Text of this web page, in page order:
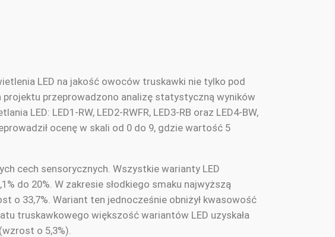
LED na jakość owoców truskawki nie tylko pod
przeprowadzono analizę statystyczną wyników
LED: LED1-RW, LED2-RWFR, LED3-RB oraz LED4-BW,
ocenę w skali od 0 do 9, gdzie wartość 5
cech sensorycznych. Wszystkie warianty LED
do 20%. W zakresie słodkiego smaku najwyższą
o 33,7%. Wariant ten jednocześnie obniżył kwasowość
truskawkowego większość wariantów LED uzyskała
o 5,3%).